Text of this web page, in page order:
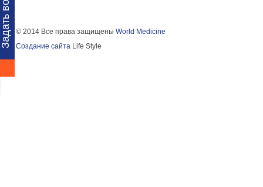
ПАРТНЕРЫ
© 2014 Все права защищеныWorld Medicine
Создание сайта Life Style